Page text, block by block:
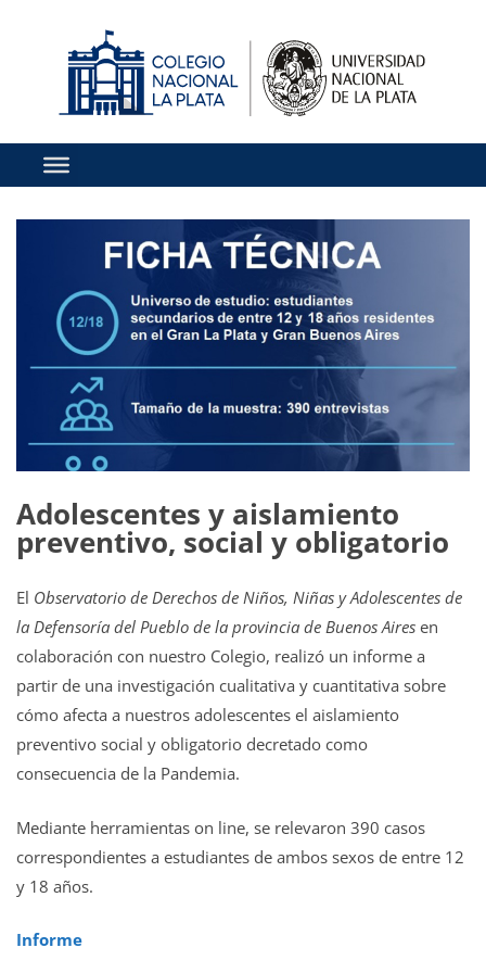
Adolescentes y aislamiento
preventivo, social y obligatorio
El Observatorio de Derechos de Niños, Niñas y Adolescentes de
la Defensoría del Pueblo de la provincia de Buenos Aires en
colaboración con nuestro Colegio, realizó un informe a
partir de una investigación cualitativa y cuantitativa sobre
cómo afecta a nuestros adolescentes el aislamiento
preventivo social y obligatorio decretado como
consecuencia de la Pandemia.
Mediante herramientas on line, se relevaron 390 casos
correspondientes a estudiantes de ambos sexos de entre 12
y 18 años.
Informe